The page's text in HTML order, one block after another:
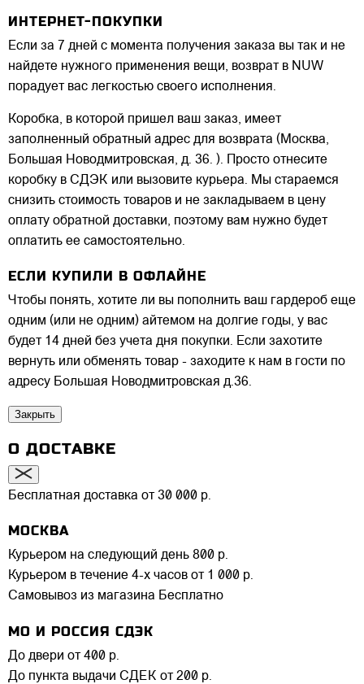
ИНТЕРНЕТ-ПОКУПКИ
Если за 7 дней с момента получения заказа вы так и не
найдете нужного применения вещи, возврат в NUW
порадует вас легкостью своего исполнения.
Коробка, в которой пришел ваш заказ, имеет
заполненный обратный адрес для возврата (Москва,
Большая Новодмитровская, д. 36. ). Просто отнесите
коробку в СДЭК или вызовите курьера. Мы стараемся
снизить стоимость товаров и не закладываем в цену
оплату обратной доставки, поэтому вам нужно будет
оплатить ее самостоятельно.
ЕСЛИ КУПИЛИ В ОФЛАЙНЕ
Чтобы понять, хотите ли вы пополнить ваш гардероб еще
одним (или не одним) айтемом на долгие годы, у вас
будет 14 дней без учета дня покупки. Если захотите
вернуть или обменять товар - заходите к нам в гости по
адресу Большая Новодмитровская д.36.
Закрыть
О ДОСТАВКЕ
Бесплатная доставка от 30 000 р.
МОСКВА
Курьером на следующий день 800 р.
Курьером в течение 4-х часов от 1 000 р.
Самовывоз из магазина Бесплатно
МО И РОССИЯ СДЭК
До двери от 400 р.
До пункта выдачи СДЕК от 200 р.